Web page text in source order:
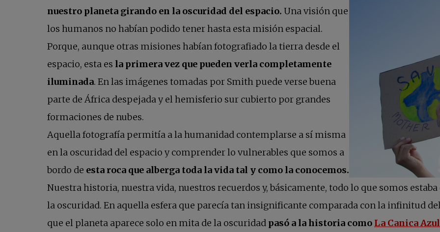
nuestro planeta girando en la oscuridad del espacio. Una visión que
los humanos no habían podido tener hasta esta misión espacial.
Porque, aunque otras misiones habían fotografiado la tierra desde el
espacio, esta es la primera vez que pueden verla completamente
iluminada. En las imágenes tomadas por Smith puede verse buena
parte de África despejada y el hemisferio sur cubierto por grandes
formaciones de nubes.
Aquella fotografía permitía a la humanidad contemplarse a sí misma
en la oscuridad del espacio y comprender lo vulnerables que somos a
bordo de esta roca que alberga toda la vida tal y como la conocemos.
Nuestra historia, nuestra vida, nuestros recuerdos y, básicamente, todo lo que somos
la oscuridad. En aquella esfera que parecía tan insignificante comparada con la infinitud
que el planeta aparece solo en mita de la oscuridad pasó a la historia como La Canica Azul